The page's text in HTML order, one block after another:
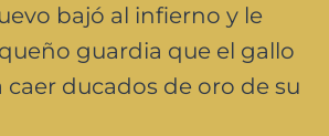
bajó al infierno y le
guardia que el gallo
caer ducados de oro de su